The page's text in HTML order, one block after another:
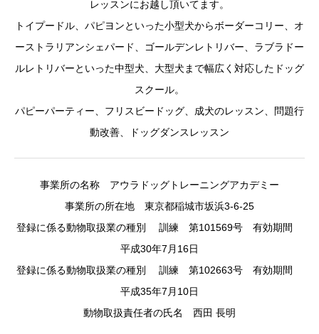
レッスンにお越し頂いてます。
トイプードル、パピヨンといった小型犬からボーダーコリー、オ
ーストラリアンシェパード、ゴールデンレトリバー、ラブラドー
ルレトリバーといった中型犬、大型犬まで幅広く対応したドッグ
スクール。
パピーパーティー、フリスビードッグ、成犬のレッスン、問題行
動改善、ドッグダンスレッスン
事業所の名称 アウラドッグトレーニングアカデミー
事業所の所在地 東京都稲城市坂浜3-6-25
登録に係る動物取扱業の種別 訓練 第101569号 有効期間
平成30年7月16日
登録に係る動物取扱業の種別 訓練 第102663号 有効期間
平成35年7月10日
動物取扱責任者の氏名 西田 長明